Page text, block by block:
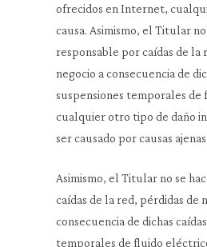
ofrecidos en Internet,
causa. Asimismo, el Titular no
responsable por caídas de la
negocio a consecuencia de
suspensiones temporales
cualquier otro tipo de daño
ser causado por causas
Asimismo, el Titular no se
caídas de la red, pérdidas de
consecuencia de dichas
temporales de fluido